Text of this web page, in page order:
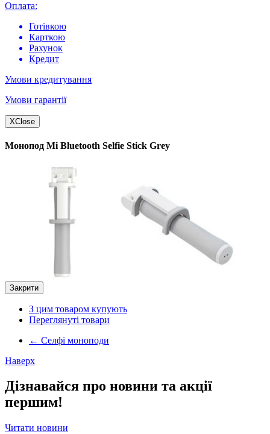
Оплата:
Готівкою
Карткою
Рахунок
Кредит
Умови кредитування
Умови гарантії
XClose
Монопод Mi Bluetooth Selfie Stick Grey
Закрити
З цим товаром купують
Переглянуті товари
← Селфі моноподи
Наверх
Дізнавайся про новини та акції
першим!
Читати новини